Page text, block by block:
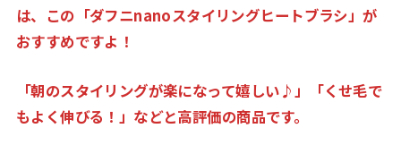
は、この「ダフニnanoスタイリングヒートブラシ」が
おすすめですよ！
「朝のスタイリングが楽になって嬉しい♪」「くせ毛で
もよく伸びる！」 などと高評価の商品です。